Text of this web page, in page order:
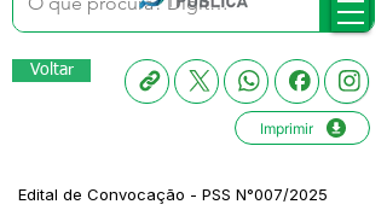
Voltar
Imprimir
Edital de Convocação - PSS N°007/2025